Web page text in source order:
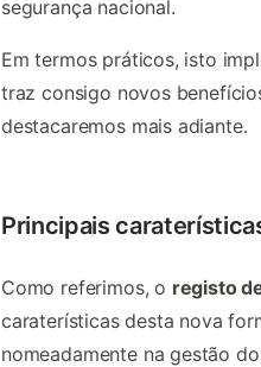
segurança nacional.
Em termos práticos, isto
traz consigo novos
destacaremos mais adiante.
Principais
Como referimos, o registo
caraterísticas desta nova
nomeadamente na gestão